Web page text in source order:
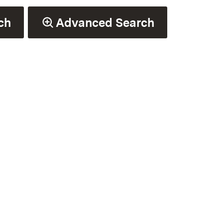
Advanced Search